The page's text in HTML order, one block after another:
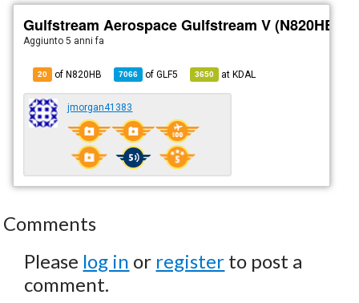
Gulfstream Aerospace Gulfstream V (N820HB)
Aggiunto5 anni fa
20 of N820HB 7066 ofGLF5 3650 atKDAL
jmorgan41383
Comments
Please log in or register to post a
comment.